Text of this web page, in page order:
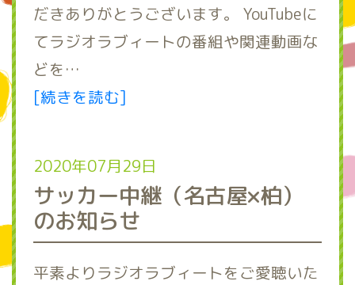
だきありがとうございます。 YouTubeに
てラジオラブィートの番組や関連動画な
どを…
[続きを読む]
2020年07月29日
サッカー中継（名古屋×柏）
のお知らせ
平素よりラジオラブィートをご愛聴いた